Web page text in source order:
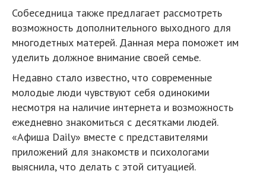
Собеседница также предлагает рассмотреть
возможность дополнительного выходного для
многодетных матерей. Данная мера поможет им
уделить должное внимание своей семье.
Недавно стало известно, что современные
молодые люди чувствуют себя одинокими
несмотря на наличие интернета и возможность
ежедневно знакомиться с десятками людей.
«Афиша Daily» вместе с представителями
приложений для знакомств и психологами
выяснила, что делать с этой ситуацией.